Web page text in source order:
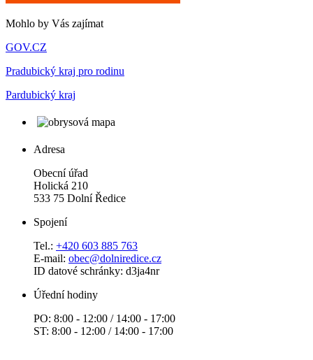
Mohlo by Vás zajímat
GOV.CZ
Pradubický kraj pro rodinu
Pardubický kraj
Adresa
Obecní úřad
Holická 210
533 75 Dolní Ředice
Spojení
Tel.: +420 603 885 763
E-mail: obec@dolniredice.cz
ID datové schránky: d3ja4nr
Úřední hodiny
PO: 8:00 - 12:00 / 14:00 - 17:00
ST: 8:00 - 12:00 / 14:00 - 17:00